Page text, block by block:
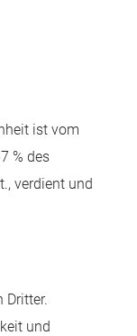
ist vom
% des
verdient und
Dritter.
und